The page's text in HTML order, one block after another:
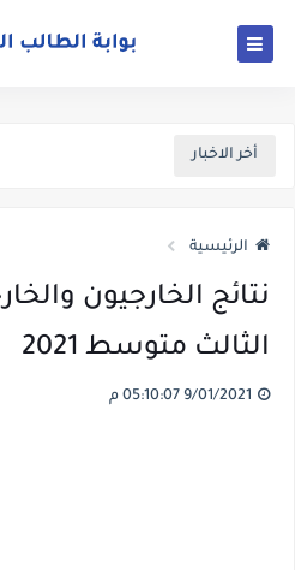
أخر الاخبار
الرئيسية
نتائج الخارجيون
الثالث متوسط 2021